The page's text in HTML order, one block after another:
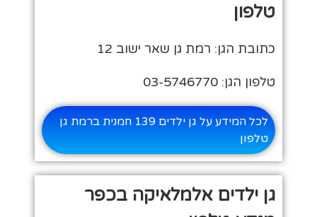
טלפון
כתובת הגן: רמת גן שאר ישוב 12
טלפון הגן: 03-5746770
לכל המידע על גן ילדים 139 חמנית ברמת גן
טלפון
גן ילדים אלמלאיקה בכפר